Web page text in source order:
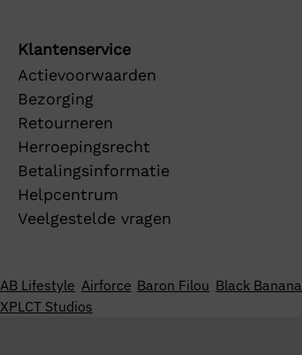
Klantenservice
Actievoorwaarden
Bezorging
Retourneren
Herroepingsrecht
Betalingsinformatie
Helpcentrum
Veelgestelde vragen
AB Lifestyle Airforce Baron Filou Black
XPLCT Studios